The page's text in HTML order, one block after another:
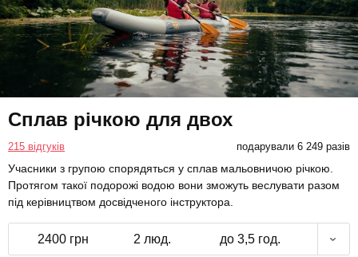
Сплав річкою для двох
215 відгуків подарували 6 249 разів
Учасники з групою спорядяться у сплав мальовничою річкою.
Протягом такої подорожі водою вони зможуть веслувати разом
під керівництвом досвідченого інструктора.
2400 грн 2 люд. до 3,5 год.